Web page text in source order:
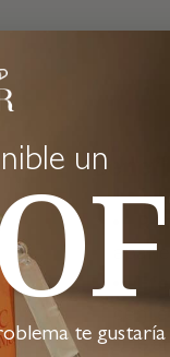
un
te gustaría